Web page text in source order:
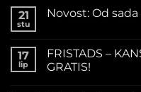
21
stu
Novost: Od
17
lip
FRISTADS –
GRATIS!